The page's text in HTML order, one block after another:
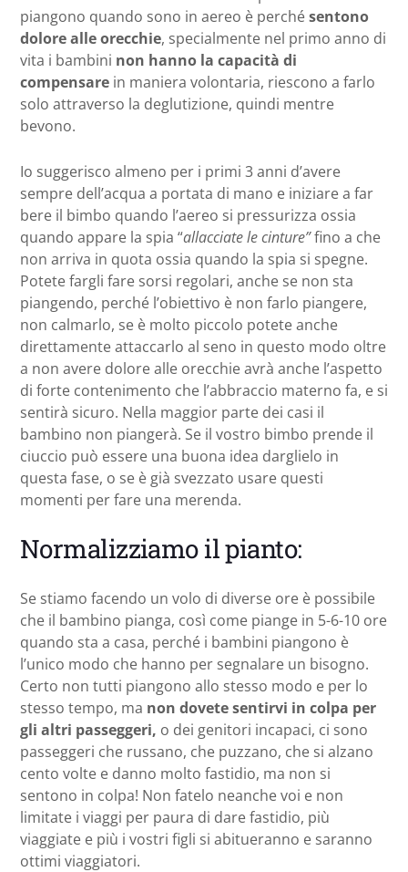
piangono quando sono in aereo è perchésentono
dolore alle orecchie, specialmente nel primo anno di
vita i bambini non hanno la capacità di
compensare in maniera volontaria, riescono a farlo
solo attraverso la deglutizione, quindi mentre
bevono.
Io suggerisco almeno per i primi 3 anni d’avere
sempre dell’acqua a portata di mano e iniziare a far
bere il bimbo quando l’aereo si pressurizza ossia
quando appare la spia “allacciate le cinture”fino a che
non arriva in quota ossia quando la spia si spegne.
Potete fargli fare sorsi regolari, anche se non sta
piangendo, perché l’obiettivo è non farlo piangere,
non calmarlo, se è molto piccolo potete anche
direttamente attaccarlo al seno in questo modo oltre
a non avere dolore alle orecchie avrà anche l’aspetto
di forte contenimento che l’abbraccio materno fa, e si
sentirà sicuro. Nella maggior parte dei casi il
bambino non piangerà. Se il vostro bimbo prende il
ciuccio può essere una buona idea darglielo in
questa fase, o se è già svezzato usare questi
momenti per fare una merenda.
Normalizziamo il pianto:
Se stiamo facendo un volo di diverse ore è possibile
che il bambino pianga, così come piange in 5-6-10 ore
quando sta a casa, perché i bambini piangono è
l’unico modo che hanno per segnalare un bisogno.
Certo non tutti piangono allo stesso modo e per lo
stesso tempo, ma non dovete sentirvi in colpa per
gli altri passeggeri, o dei genitori incapaci, ci sono
passeggeri che russano, che puzzano, che si alzano
cento volte e danno molto fastidio, ma non si
sentono in colpa! Non fatelo neanche voi e non
limitate i viaggi per paura di dare fastidio, più
viaggiate e più i vostri figli si abitueranno e saranno
ottimi viaggiatori.